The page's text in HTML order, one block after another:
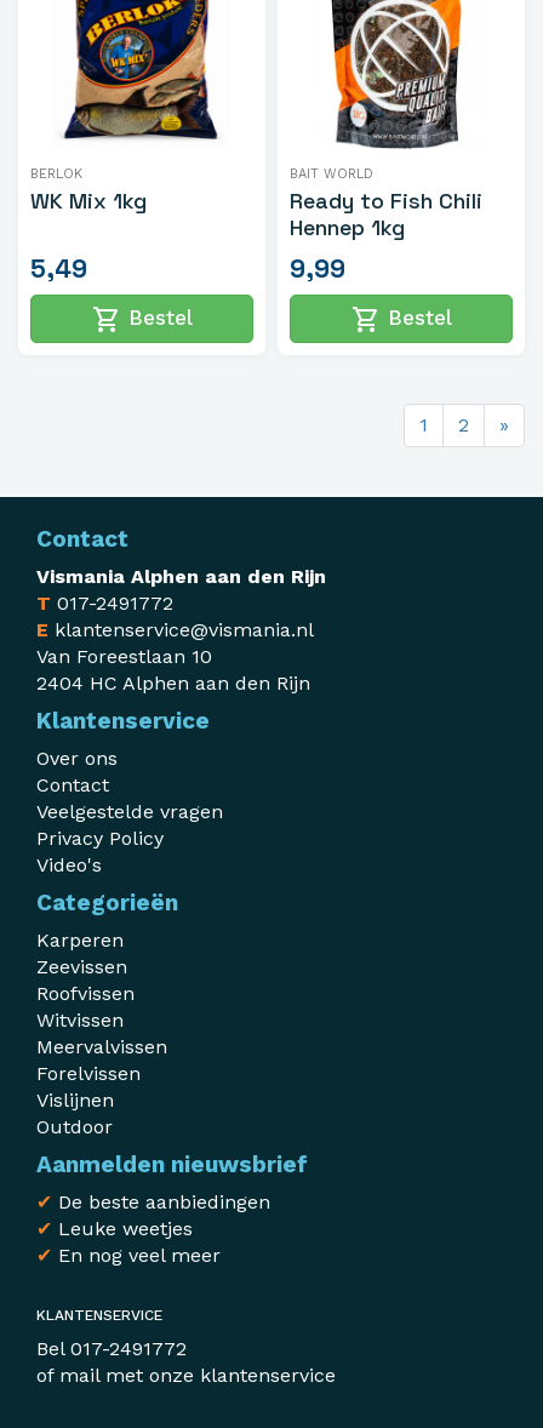
BERLOK
WK Mix 1kg
5,49
shopping_cart Bestel
BAIT WORLD
Ready to Fish Chili
Hennep 1kg
9,99
shopping_cart Bestel
1 2 »
Contact
Vismania Alphen aan den Rijn
T 017-2491772
E klantenservice@vismania.nl
Van Foreestlaan 10
2404 HC Alphen aan den Rijn
Klantenservice
Over ons
Contact
Veelgestelde vragen
Privacy Policy
Video's
Categorieën
Karperen
Zeevissen
Roofvissen
Witvissen
Meervalvissen
Forelvissen
Vislijnen
Outdoor
Aanmelden nieuwsbrief
✔ De beste aanbiedingen
✔ Leuke weetjes
✔ En nog veel meer
KLANTENSERVICE
Bel 017-2491772
of mail met onze klantenservice